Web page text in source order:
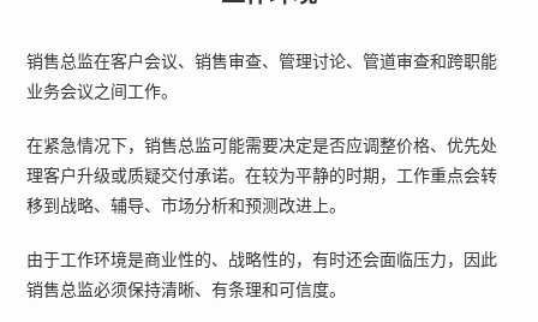
销售总监在客户会议、销售审查、管理讨论、管道审查和跨职能
业务会议之间工作。
在紧急情况下，销售总监可能需要决定是否应调整价格、优先处
理客户升级或质疑交付承诺。在较为平静的时期，工作重点会转
移到战略、辅导、市场分析和预测改进上。
由于工作环境是商业性的、战略性的，有时还会面临压力，因此
销售总监必须保持清晰、有条理和可信度。